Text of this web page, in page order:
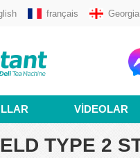
français
VIDEOLAR
TYPE 2